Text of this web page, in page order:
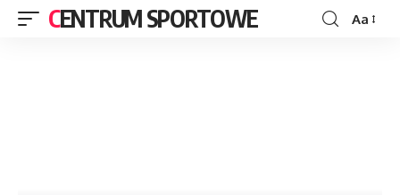
CENTRUM SPORTOWE Aa